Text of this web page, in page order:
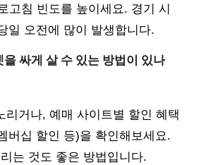
고침 빈도를 높이세요. 경기 시
일 오전에 많이 발생합니다.
싸게 살 수 있는 방법이 있나
리거나, 예매 사이트별 할인 혜택
버십 할인 등)을 확인해보세요.
는 것도 좋은 방법입니다.